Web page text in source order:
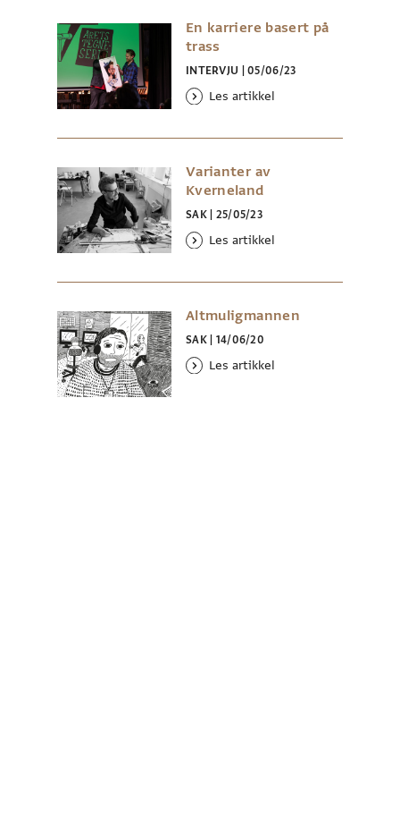
En karriere basert på
trass
INTERVJU 05/06/23
Les artikkel
Varianter av
Kverneland
SAK 25/05/23
Les artikkel
Altmuligmannen
SAK 14/06/20
Les artikkel